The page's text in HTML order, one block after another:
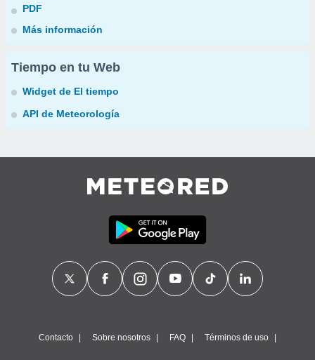
PDF
Más información
Tiempo en tu Web
Widget de El tiempo
API de Meteorología
Contacto Sobre nosotros FAQ Términos de uso